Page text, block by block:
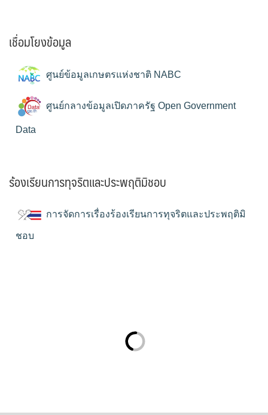
เชื่อมโยงข้อมูล
ศูนย์ข้อมูลเกษตรแห่งชาติ NABC
ศูนย์กลางข้อมูลเปิดภาครัฐ Open Government
Data
ร้องเรียนการทุจริตและประพฤติมิชอบ
การจัดการเรื่องร้องเรียนการทุจริตและประพฤติมิ
ชอบ